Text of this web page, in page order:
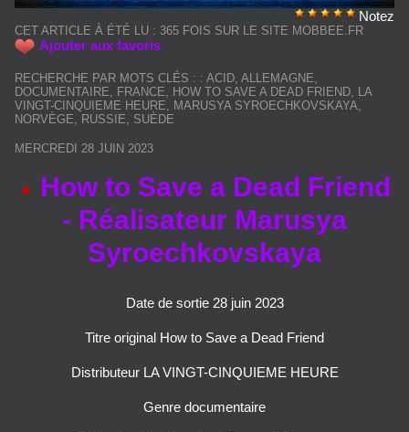
Notez
CET ARTICLE À ÉTÉ LU : 365 FOIS SUR LE SITE MOBBEE.FR
Ajouter aux favoris
RECHERCHE PAR MOTS CLÉS : : ACID ALLEMAGNE
DOCUMENTAIRE
FRANCE HOW TO SAVE A DEAD FRIEND LA
VINGT-CINQUIEME HEURE
MARUSYA SYROECHKOVSKAYA
NORVÈGE
RUSSIE SUÈDE
MERCREDI 28 JUIN 2023
How to Save a Dead Friend
- Réalisateur Marusya
Syroechkovskaya
Date de sortie 28 juin 2023
Titre original How to Save a Dead Friend
Distributeur LA VINGT-CINQUIEME HEURE
Genre documentaire